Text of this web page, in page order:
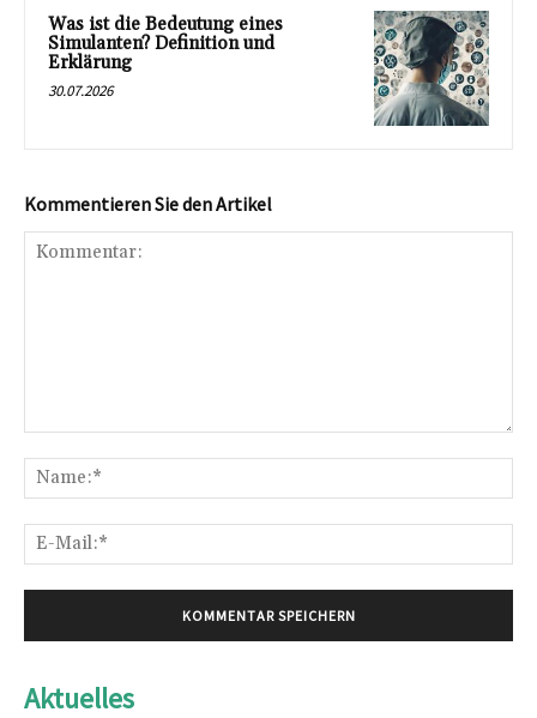
Was ist die Bedeutung eines
Simulanten? Definition und
Erklärung
30.07.2026
Kommentieren Sie den Artikel
Aktuelles